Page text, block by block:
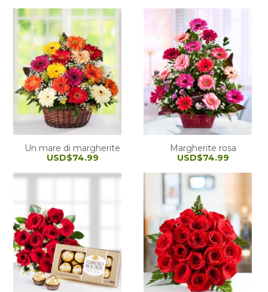
Un mare di margherite
USD$74.99
Margherite rosa
USD$74.99